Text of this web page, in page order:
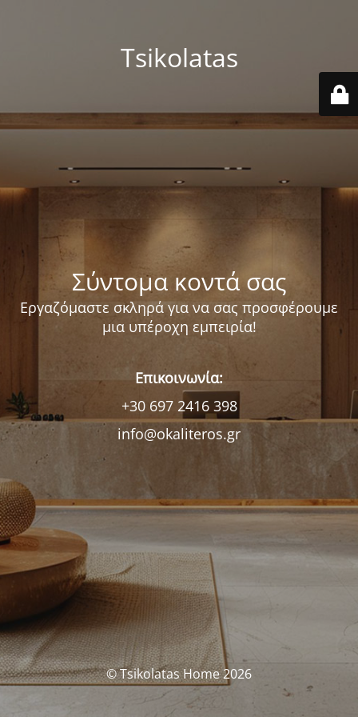
Tsikolatas
Σύντομα κοντά σας
Εργαζόμαστε σκληρά για να σας προσφέρουμε
μια υπέροχη εμπειρία!
Επικοινωνία:
+30 697 2416 398
info@okaliteros.gr
© Tsikolatas Home 2026